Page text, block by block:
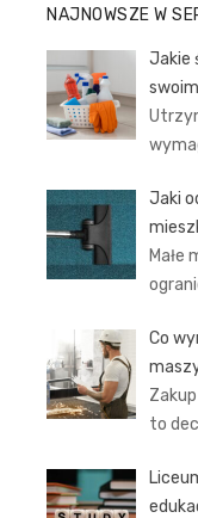
NAJNOWSZE W
Jakie
Jaki
Małe
Co
to